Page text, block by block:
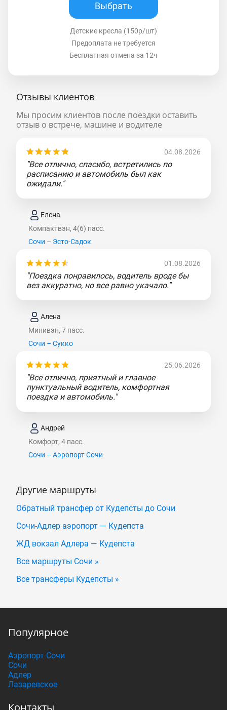
Выбрать
Детские кресла (150р/шт)
Предоплата не требуется
Бесплатная отмена за 12ч
Отзывы клиентов
Мы просим клиентов после поездки оставить
отзыв о встрече, машине и водителе
04.08.2026
"Все отлично, спасибо, встретились по
расписанию и автомобиль был как
ожидали."
Елена
Компактвэн, 4(6) пасс.
Сочи – Эсто-Садок
01.08.2026
"Поездка понравилось, водитель вроде бы
вез аккуратно, но все равно укачало."
Алена
Минивэн, 7 пасс.
Сочи – Сукко
25.06.2026
"Все отлично, приятный и главное
пунктуальный водитель, комфортная
поездка и автомобиль."
Андрей
Комфорт, 4 пасс.
Сочи – Аэропорт Сочи
Другие маршруты
Обратный трансфер от Кудепсты до Сочи
Сочи-Адлер аэропорт — Кудепста
ЖД вокзал Адлера — Кудепста
Все маршруты Сочи »
Все трансферы Кудепсты »
Популярное
Аэропорт Сочи
Сочи
Адлер
Лазаревское
Контакты